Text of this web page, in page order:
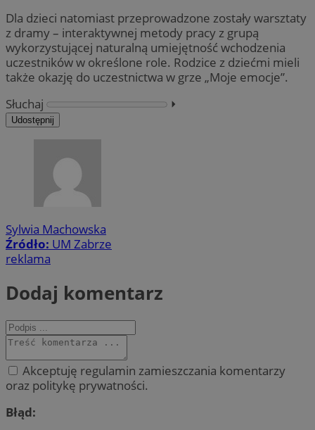
Dla dzieci natomiast przeprowadzone zostały warsztaty
z dramy – interaktywnej metody pracy z grupą
wykorzystującej naturalną umiejętność wchodzenia
uczestników w określone role. Rodzice z dziećmi mieli
także okazję do uczestnictwa w grze „Moje emocje”.
Słuchaj
⏵︎
Udostępnij
Sylwia Machowska
Źródło: UM Zabrze
reklama
Dodaj komentarz
Akceptuję regulamin zamieszczania komentarzy
oraz politykę prywatności.
Błąd: